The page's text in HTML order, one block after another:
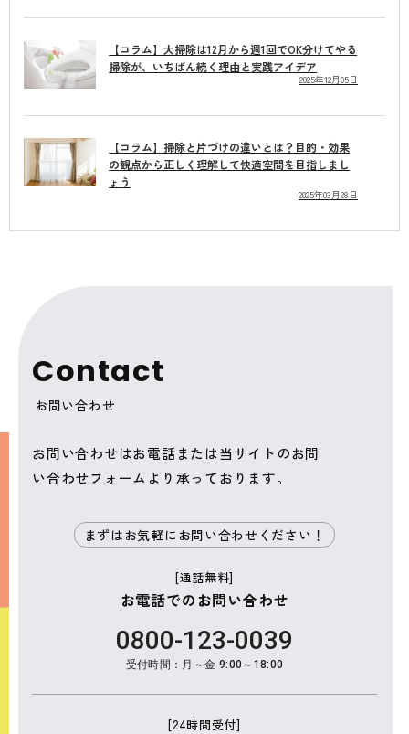
【コラム】大掃除は12月から週1回でOK分けてやる
掃除が、いちばん続く理由と実践アイデア
2025年12月05日
【コラム】掃除と片づけの違いとは？目的・効果
の観点から正しく理解して快適空間を目指しまし
ょう
2025年03月28日
Contact
お問い合わせ
お問い合わせはお電話または当サイトのお問
い合わせフォームより承っております。
まずはお気軽にお問い合わせください！
[通話無料]
お電話でのお問い合わせ
0800-123-0039
受付時間：月～金 9:00～18:00
[24時間受付]